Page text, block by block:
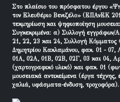
Στο πλαίσιο του πρόσφατου έργου
τον Ελευθέριο Βενιζέλο» (ΕΠΑνΕΚ
τεκμηρίωση και ψηφιοποίηση
Συγκεκριμένα: α) Συλλογή εγγράφων/
21, 22, 23 και 24, Συλλογή Κόμματος
Δημητρίου Κακλαμάνου, φακ. 01 - 07,
01Α, 02Α, 01Β, 02Β, 02Γ, 03 και 04,
(χαρτογραφικό υλικό) και φακ. 01
μουσειακά αντικείμενα (έργα τέχνης,
χαλιά, υφάσματα-ένδυση, τροχοφόρα).